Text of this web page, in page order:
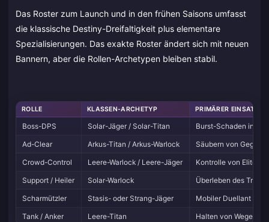
Das Roster zum Launch und in den frühen Saisons umfasst
die klassische Destiny-Dreifaltigkeit plus elementare
Spezialisierungen. Das exakte Roster ändert sich mit neuen
Bannern, aber die Rollen-Archetypen bleiben stabil.
ROLLE KLASSEN-ARCHETYP PRIMÄRER
Boss-DPS Solar-Jäger / Solar-Titan
Burst-Schaden in
Ad-Clear
Arkus-Titan / Arkus-Warlock
Säubern von
Crowd-Control
Leere-Warlock / Leere-Jäger
Kontrolle von Elite-
Support / Heiler
Solar-Warlock
Überleben des
Scharmützler
Stasis- oder Strang-Jäger
Mobiler Duellant für
Tank / Anker
Leere-Titan Halten von Wegen,